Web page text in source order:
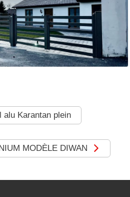
alu Karantan plein
MODÈLE DIWAN